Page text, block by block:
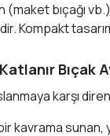
(maket bıçağı
Kompakt
Bıçak
karşı
kavrama sunan,